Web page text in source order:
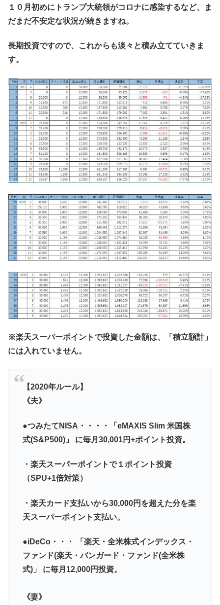
１０月初めにトランプ大統領がコロナに感染するなど、ま
だまだ不安定な状況が続きますね。
長期投資ですので、これからも淡々と積み立てていきま
す。
※楽天スーパーポイントで投資した金額は、「積立額計」
には入れていません。
【2020年ルール】
《夫》
●つみたてNISA・・・・「 eMAXIS Slim 米国株
式(S&P500)」 に毎月30,001円+ポイント投資。
・楽天スーパーポイントで１ポイント投資
（SPU+1倍対策）
・楽天カード支払いから30,000円を超えた分を楽
天スーパーポイント支払い。
●iDeCo・・・
「楽天・全米株式インデックス・
ファンド(楽天・バンガード・ファンド(全米株
式)」
に毎月12,000円投資。
《妻》